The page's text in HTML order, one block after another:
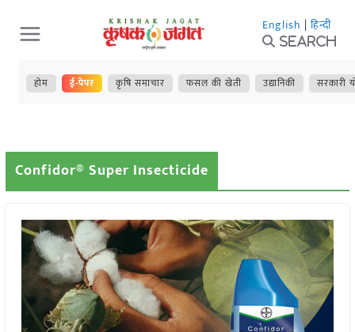
Skip
to
content
English | हिन्दी
Search
होम ई-पेपर कृषि समाचार फसल की खेती उद्यानिकी सरकारी
Confidor® Super Insecticide